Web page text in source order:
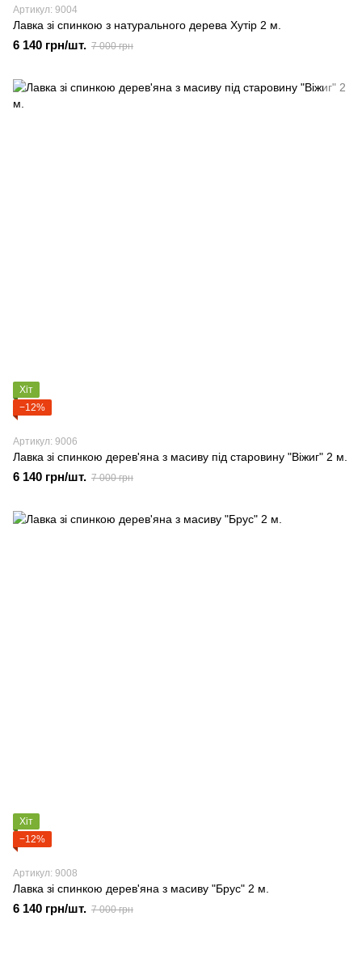
Артикул: 9004
Лавка зі спинкою з натурального дерева Хутір 2 м.
6 140 грн/шт. 7 000 грн
Хіт
−12%
Артикул: 9006
Лавка зі спинкою дерев'яна з масиву під старовину "Віжиг" 2 м.
6 140 грн/шт. 7 000 грн
Хіт
−12%
Артикул: 9008
Лавка зі спинкою дерев'яна з масиву "Брус" 2 м.
6 140 грн/шт. 7 000 грн